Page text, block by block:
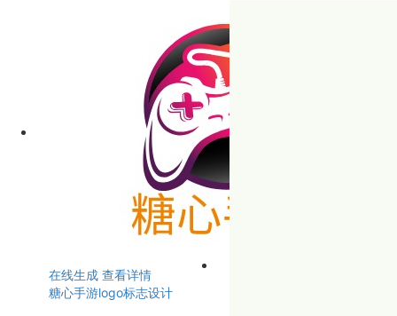
在线生成 查看详情
糖心手游logo标志设计